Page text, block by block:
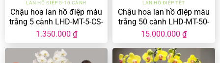
LAN HỒ ĐIỆP 5-10 CÀNH
Chậu hoa lan hồ điệp màu
trắng 5 cành LHD-MT-5-CS-
03
1.350.000 ₫
LAN HỒ ĐIỆP TẾT
Chậu hoa lan hồ điệp màu
trắng 50 cành LHD-MT-50-
CS-02-01
15.000.000 ₫